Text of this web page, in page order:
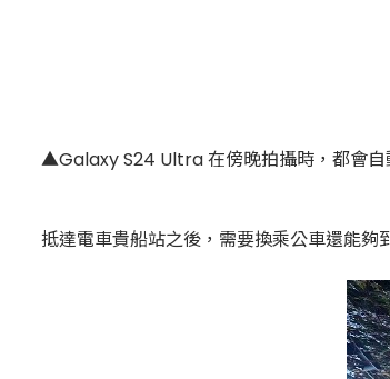
▲Galaxy S24 Ultra 在傍晚拍攝時，都會自
抵達電車貴船站之後，需要換乘公車還能夠